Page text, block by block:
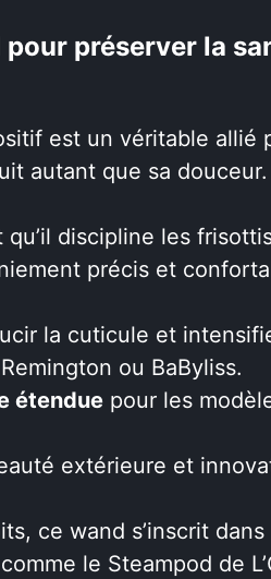
préserver la
est un véritable
autant que sa douceur.
discipline les
précis et
la cuticule et
ou BaByliss.
étendue pour les
extérieure et
ce wand s’inscrit
le Steampod de